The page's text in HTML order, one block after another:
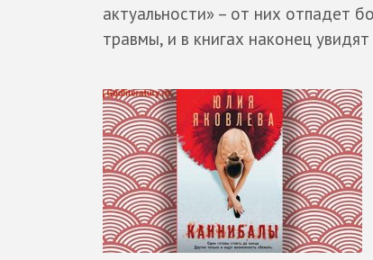
актуальности» – от них отпадет
травмы, и в книгах наконец